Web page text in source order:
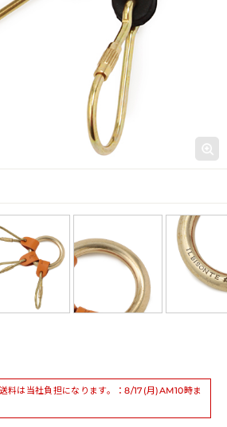
料は当社負担になります。：8/17(月)AM10時ま